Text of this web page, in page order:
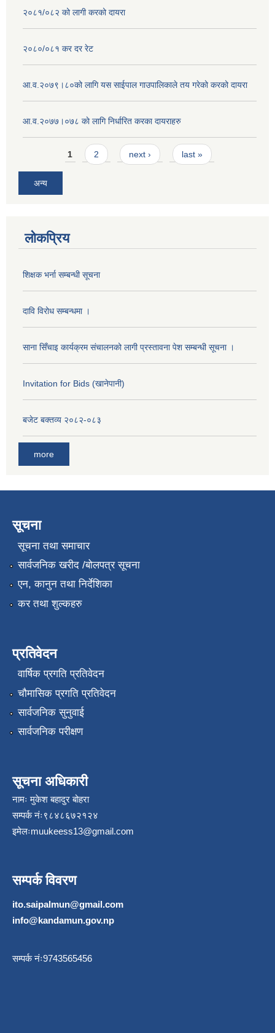
२०८१/०८२ को लागी करको दायरा
२०८०/०८१ कर दर रेट
आ.व.२०७९।८०को लागि यस साईपाल गाउपालिकाले तय गरेको करको दायरा
आ‍.व.२०७७।०७८ काे लागि निर्धारित करका दायराहरु
Pages1 2 next › last »
अन्य
लोकप्रिय
शिक्षक भर्ना सम्बन्धी सूचना
दावि विरोध सम्बन्धमा ।
साना सिँचाइ कार्यक्रम संचालनको लागी प्रस्तावना पेश सम्बन्धी सूचना ।
Invitation for Bids (खानेपानी)
बजेट बक्तव्य २०८२-०८३
more
सूचना
सूचना तथा समाचार
सार्वजनिक खरीद /बोलपत्र सूचना
एन, कानुन तथा निर्देशिका
कर तथा शुल्कहरु
प्रतिवेदन
वार्षिक प्रगति प्रतिवेदन
चौमासिक प्रगति प्रतिवेदन
सार्वजनिक सुनुवाई
सार्वजनिक परीक्षण
सूचना अधिकारी
नामः मुकेश बहादुर बोहरा
सम्पर्क नंः९८४८६७२१२४
इमेलःmuukeess13@gmail.com
सम्पर्क विवरण
ito.saipalmun@gmail.com
info@kandamun.gov.np
सम्पर्क नंः9743565456